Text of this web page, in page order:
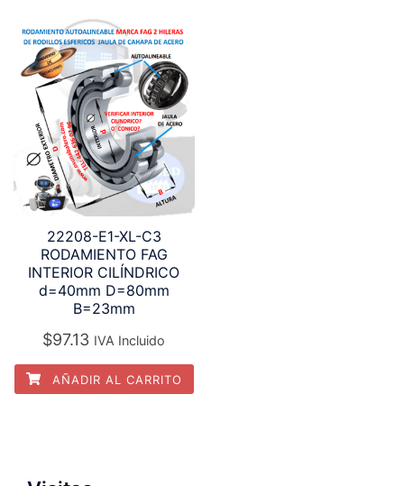
22208-E1-XL-C3
RODAMIENTO FAG
INTERIOR CILÍNDRICO
d=40mm D=80mm
B=23mm
$97.13 IVA Incluido
AÑADIR AL CARRITO